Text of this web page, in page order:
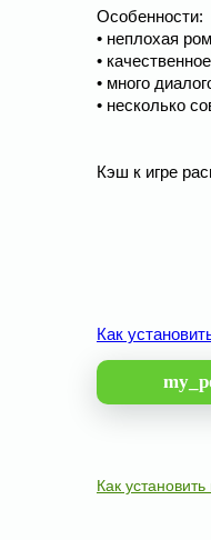
Особенности:
• неплохая
•
• много
• несколько
Кэш к игре
Как
Как